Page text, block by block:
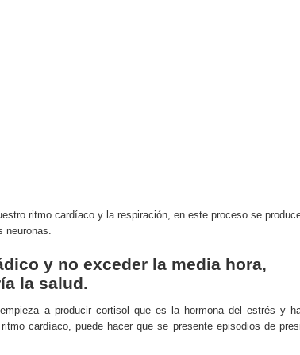
cuál elegir según tu perfil
ritmo cardíaco y la respiración, en este proceso se
y no exceder la media hora,
la salud.
a producir cortisol que es la hormona del estrés y
cardíaco, puede hacer que se presente episodios de